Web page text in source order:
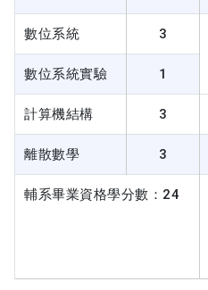
數位系統 3
數位系統實驗
1
計算機結構 3
離散數學 3
輔系畢業資格學分數：24